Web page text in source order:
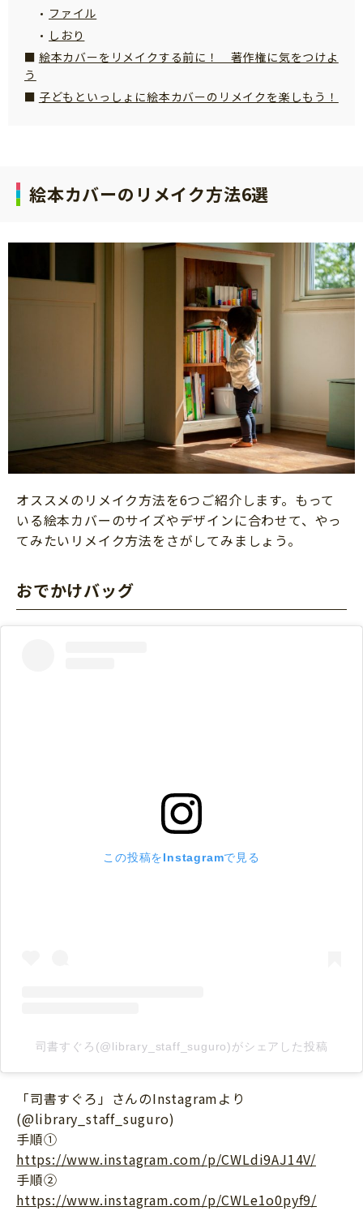
個⼈情報について
お問い合わせ
ファイル
しおり
絵本カバーをリメイクする前に！ 著作権に気をつけよ
う
子どもといっしょに絵本カバーのリメイクを楽しもう！
絵本カバーのリメイク方法6選
オススメのリメイク方法を6つご紹介します。もって
いる絵本カバーのサイズやデザインに合わせて、やっ
てみたいリメイク方法をさがしてみましょう。
おでかけバッグ
この投稿をInstagramで見る
司書すぐろ(@library_staff_suguro)がシェアした投稿
「司書すぐろ」さんのInstagramより
(@library_staff_suguro)
手順①
https://www.instagram.com/p/CWLdi9AJ14V/
手順②
https://www.instagram.com/p/CWLe1o0pyf9/